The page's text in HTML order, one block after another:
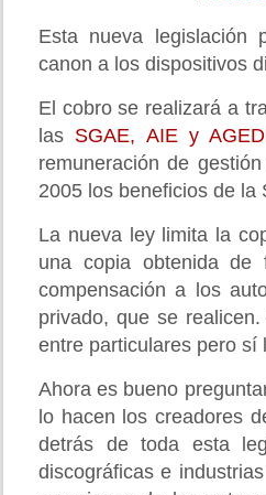
Esta nueva legislación
canon a los dispositivos
El cobro se realizará a
las SGAE, AIE y
remuneración de
2005 los beneficios de la
La nueva ley limita la
una copia obtenida
compensación a los
privado, que se
entre particulares pero sí
Ahora es bueno
lo hacen los creadores
detrás de toda esta
discográficas e